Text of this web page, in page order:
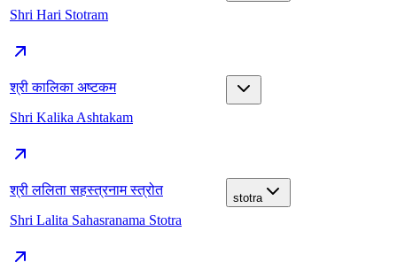
Shri Hari Stotram
श्री कालिका अष्टकम
Shri Kalika Ashtakam
श्री ललिता सहस्त्रनाम स्त्रोत
Shri Lalita Sahasranama Stotra
stotra